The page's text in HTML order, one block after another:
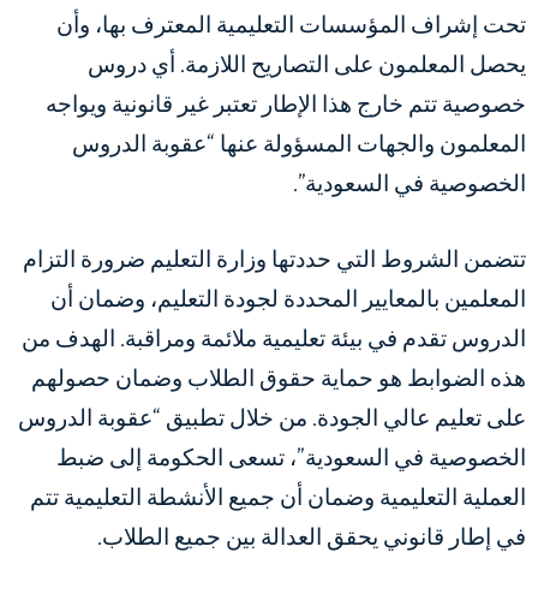
تحت إشراف المؤسسات التعليمية المعترف بها، وأن
يحصل المعلمون على التصاريح اللازمة. أي دروس
خصوصية تتم خارج هذا الإطار تعتبر غير قانونية ويواجه
المعلمون والجهات المسؤولة عنها “عقوبة الدروس
الخصوصية في السعودية”.
تتضمن الشروط التي حددتها وزارة التعليم ضرورة التزام
المعلمين بالمعايير المحددة لجودة التعليم، وضمان أن
الدروس تقدم في بيئة تعليمية ملائمة ومراقبة. الهدف من
هذه الضوابط هو حماية حقوق الطلاب وضمان حصولهم
على تعليم عالي الجودة. من خلال تطبيق “عقوبة الدروس
الخصوصية في السعودية”، تسعى الحكومة إلى ضبط
العملية التعليمية وضمان أن جميع الأنشطة التعليمية تتم
في إطار قانوني يحقق العدالة بين جميع الطلاب.